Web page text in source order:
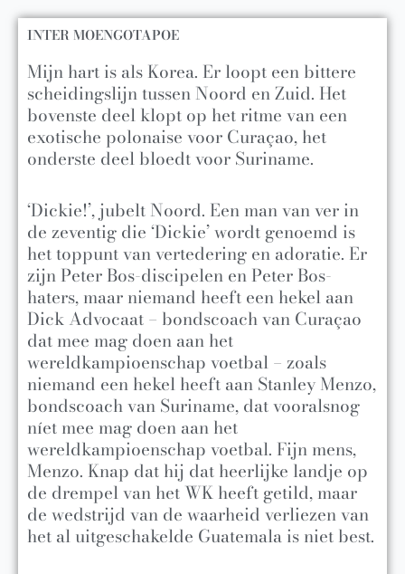
INTER MOENGOTAPOE
Mijn hart is als Korea. Er loopt een bittere
scheidingslijn tussen Noord en Zuid. Het
bovenste deel klopt op het ritme van een
exotische polonaise voor Curaçao, het
onderste deel bloedt voor Suriname.
‘Dickie!’, jubelt Noord. Een man van ver in
de zeventig die ‘Dickie’ wordt genoemd is
het toppunt van vertedering en adoratie. Er
zijn Peter Bos-discipelen en Peter Bos-
haters, maar niemand heeft een hekel aan
Dick Advocaat – bondscoach van Curaçao
dat mee mag doen aan het
wereldkampioenschap voetbal – zoals
niemand een hekel heeft aan Stanley Menzo,
bondscoach van Suriname, dat vooralsnog
níet mee mag doen aan het
wereldkampioenschap voetbal. Fijn mens,
Menzo. Knap dat hij dat heerlijke landje op
de drempel van het WK heeft getild, maar
de wedstrijd van de waarheid verliezen van
het al uitgeschakelde Guatemala is niet best.